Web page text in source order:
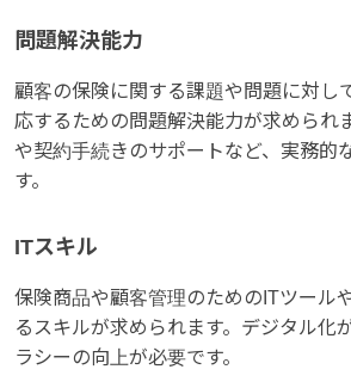
問題解決能力
顧客の保険に関する課題や問題に対し
応するための問題解決能力が求められ
や契約手続きのサポートなど、実務的
す。
ITスキル
保険商品や顧客管理のためのITツール
るスキルが求められます。デジタル化
ラシーの向上が必要です。